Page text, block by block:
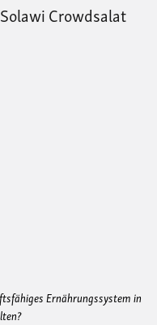
Crowdsalat
Ernährungssystem in